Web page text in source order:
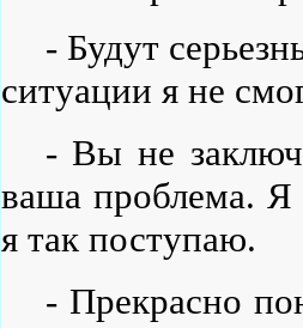
- Будут
ситуации я не
- Вы не
ваша проблема. Я
я так поступаю.
- Прекрасно